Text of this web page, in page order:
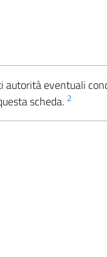
autorità eventuali
scheda. 2